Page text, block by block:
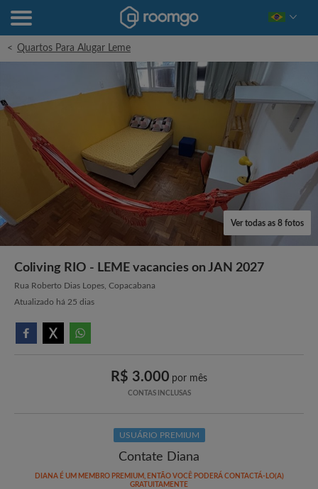
< Quartos Para Alugar Leme
Ver todas as 8 fotos
Coliving RIO - LEME vacancies on JAN 2027
Rua Roberto Dias Lopes, Copacabana
Atualizado há 25 dias
R$ 3.000 por mês
CONTAS INCLUSAS
USUÁRIO PREMIUM
Contate Diana
DIANA É UM MEMBRO PREMIUM, ENTÃO VOCÊ PODERÁ CONTACTÁ-LO(A)
GRATUITAMENTE